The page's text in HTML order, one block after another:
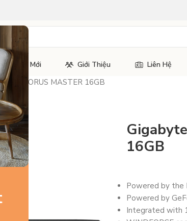
Tin Tức Mới Giới Thiệu Liên Hệ
AORUS MASTER 16GB
16GB
Powered by the
Powered by
Integrated with